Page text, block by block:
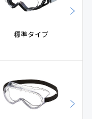
標準タイプ